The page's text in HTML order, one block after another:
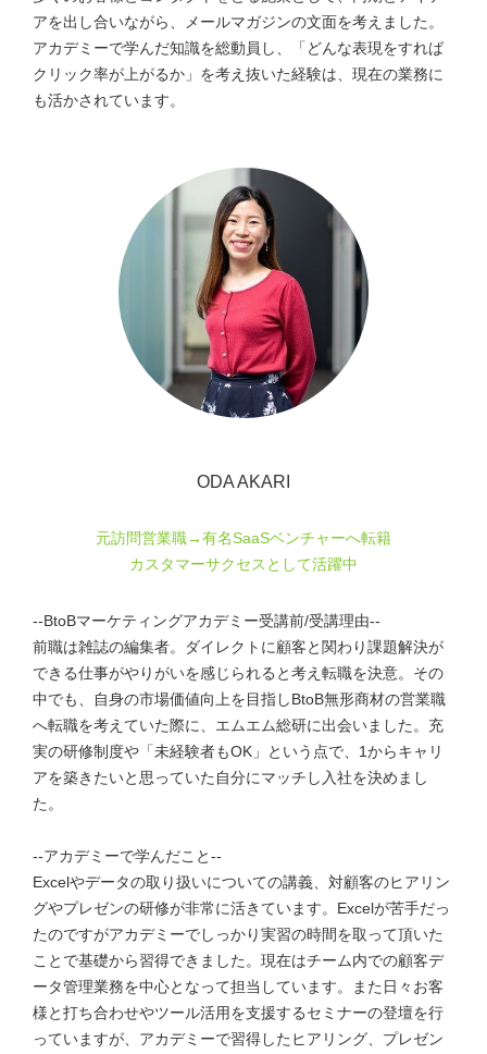
アを出し合いながら、メールマガジンの文面を考えました。
アカデミーで学んだ知識を総動員し、「どんな表現をすれば
クリック率が上がるか」を考え抜いた経験は、現在の業務に
も活かされています。
元訪問営業職→有名SaaSベンチャーへ転籍
カスタマーサクセスとして活躍中
--BtoBマーケティングアカデミー受講前/受講理由--
前職は雑誌の編集者。ダイレクトに顧客と関わり課題解決が
できる仕事がやりがいを感じられると考え転職を決意。その
中でも、自身の市場価値向上を目指しBtoB無形商材の営業職
へ転職を考えていた際に、エムエム総研に出会いました。充
実の研修制度や「未経験者もOK」という点で、1からキャリ
アを築きたいと思っていた自分にマッチし入社を決めまし
た。
--アカデミーで学んだこと--
Excelやデータの取り扱いについての講義、対顧客のヒアリン
グやプレゼンの研修が非常に活きています。Excelが苦手だっ
たのですがアカデミーでしっかり実習の時間を取って頂いた
ことで基礎から習得できました。現在はチーム内での顧客デ
ータ管理業務を中心となって担当しています。また日々お客
様と打ち合わせやツール活用を支援するセミナーの登壇を行
っていますが、アカデミーで習得したヒアリング、プレゼン
ODA AKARI